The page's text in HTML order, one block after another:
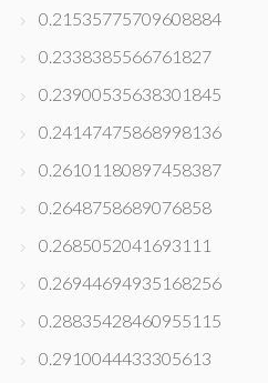
0.21535775709608884
0.2338385566761827
0.23900535638301845
0.24147475868998136
0.26101180897458387
0.2648758689076858
0.2685052041693111
0.26944694935168256
0.28835428460955115
0.2910044433305613